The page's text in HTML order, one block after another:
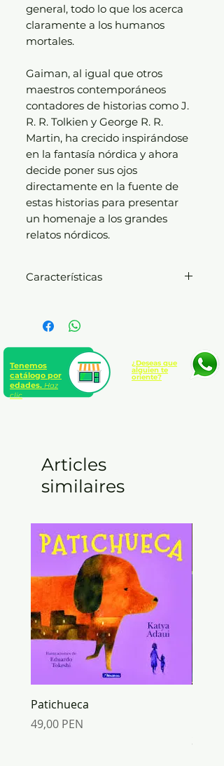
general, todo lo que los acerca
claramente a los humanos
mortales.
Gaiman, al igual que otros
maestros contemporáneos
contadores de historias como J.
R. R. Tolkien y George R. R.
Martin, ha crecido inspirándose
en la fantasía nórdica y ahora
decide poner sus ojos
directamente en la fuente de
estas historias para presentar
un homenaje a los grandes
relatos nórdicos.
Características
Temática: Novela literaria |
General narrativa literaria
Colección: Fuera de colección
Número de páginas: 272
Tenemos
catálogo por
edades. Haz
clic
¿Deseas que
alguien te
oriente?
Articles
similaires
Patichueca
Prix
49,00 PEN
Prix
30,00